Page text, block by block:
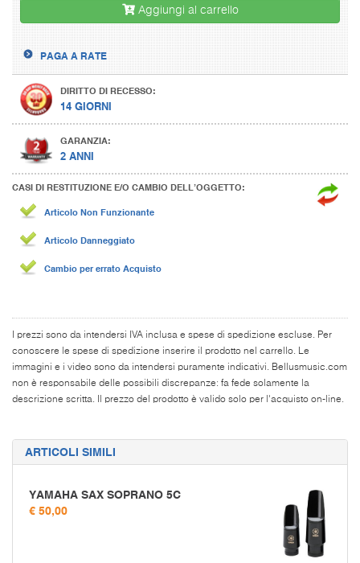
Aggiungi al carrello
PAGA A RATE
DIRITTO DI RECESSO:
14 GIORNI
GARANZIA:
2 ANNI
CASI DI RESTITUZIONE E/O CAMBIO DELL’OGGETTO:
Articolo Non Funzionante
Articolo Danneggiato
Cambio per errato Acquisto
I prezzi sono da intendersi IVA inclusa e spese di spedizione escluse. Per
conoscere le spese di spedizione inserire il prodotto nel carrello. Le
immagini e i video sono da intendersi puramente indicativi. Bellusmusic.com
non è responsabile delle possibili discrepanze: fa fede solamente la
descrizione scritta. Il prezzo del prodotto è valido solo per l'acquisto on-line.
ARTICOLI SIMILI
YAMAHA SAX SOPRANO 5C
€ 50,00